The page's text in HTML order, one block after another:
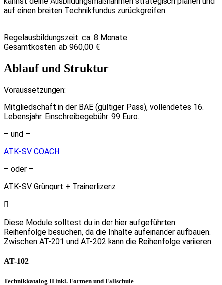
auf einen breiten Technikfundus zurückgreifen.
Regelausbildungszeit: ca. 8 Monate
Gesamtkosten: ab 960,00 €
Ablauf und Struktur
Voraussetzungen:
Mitgliedschaft in der BAE (gültiger Pass), vollendetes 16.
Lebensjahr. Einschreibegebühr: 99 Euro.
– und –
ATK-SV COACH
– oder –
ATK-SV Grüngurt + Trainerlizenz
Diese Module solltest du in der hier aufgeführten
Reihenfolge besuchen, da die Inhalte aufeinander aufbauen.
Zwischen AT-201 und AT-202 kann die Reihenfolge variieren.
AT-102
Technikkatalog II inkl. Formen und Fallschule